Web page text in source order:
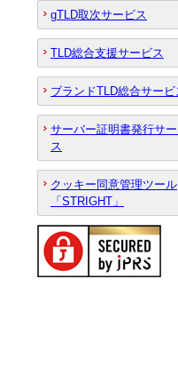
gTLD取次サービス
TLD総合支援サービス
ブランドTLD総合サービ
サーバー証明書発行サ
ス
クッキー同意管理ツール
「STRIGHT」